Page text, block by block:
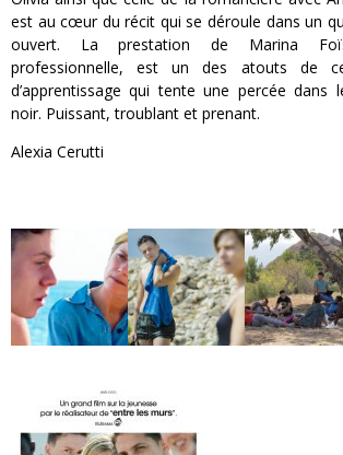
est au cœur du récit qui se déroule dans un
ouvert. La prestation de Marina
professionnelle, est un des atouts de
d’apprentissage qui tente une percée dans
noir. Puissant, troublant et prenant.
Alexia Cerutti